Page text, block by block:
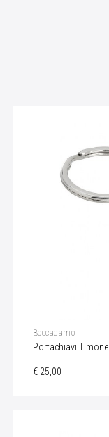
Boccadamo
Portachiavi Timone
€ 25,00